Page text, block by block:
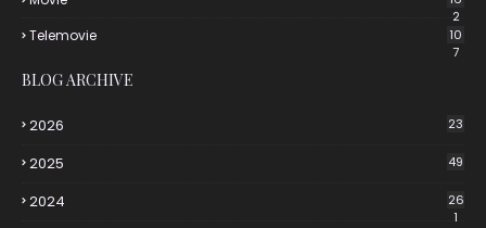
2
Telemovie
10
7
BLOG ARCHIVE
2026 23
2025 49
2024
26
1